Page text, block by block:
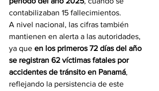
contabilizaban 15 fallecimientos.
A nivel nacional, las cifras también
mantienen en alerta a las autoridades,
ya que en los primeros 72 días del año
se registran 62 víctimas fatales por
accidentes de tránsito en Panamá,
reflejando la persistencia de este